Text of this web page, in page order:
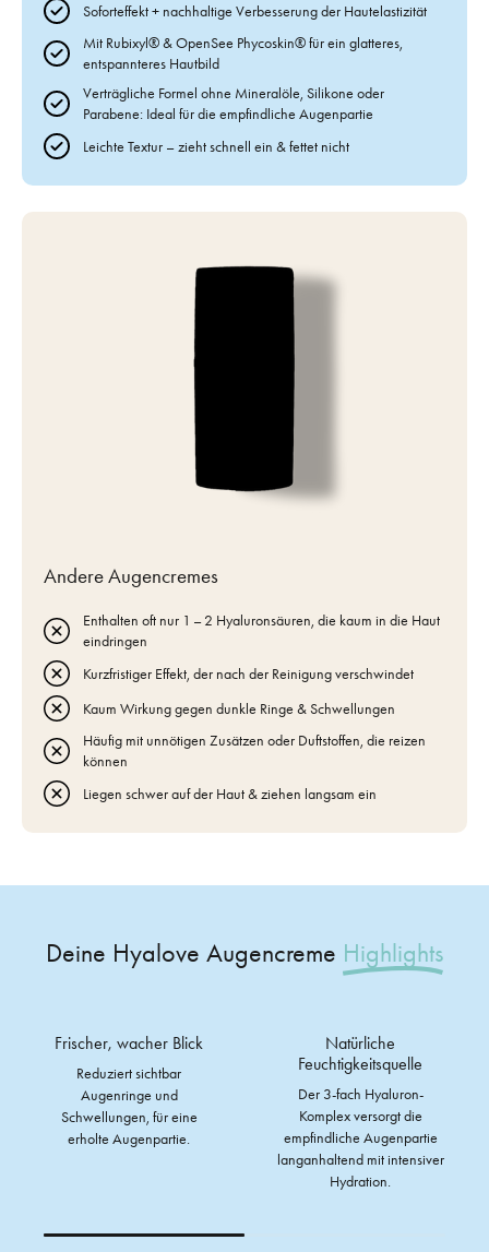
Soforteffekt + nachhaltige Verbesserung der Hautelastizität
Mit Rubixyl® & OpenSee Phycoskin® für ein glatteres,
entspannteres Hautbild
Verträgliche Formel ohne Mineralöle, Silikone oder
Parabene: Ideal für die empfindliche Augenpartie
Leichte Textur – zieht schnell ein & fettet nicht
Andere Augencremes
Enthalten oft nur 1 – 2 Hyaluronsäuren, die kaum in die Haut
eindringen
Kurzfristiger Effekt, der nach der Reinigung verschwindet
Kaum Wirkung gegen dunkle Ringe & Schwellungen
Häufig mit unnötigen Zusätzen oder Duftstoffen, die reizen
können
Liegen schwer auf der Haut & ziehen langsam ein
Deine Hyalove Augencreme Highlights
Anti-Aging für glattere
Haut
Mildert Trockenheitsfältchen
und feine Linien, verbessert
die Elastizität und sorgt für
Unbeschwertes
Hautgefühl
Die leichte Textur zieht sofort
ein, ohne zu fetten. Ideal für
die sensible Haut rund um
die Augen.